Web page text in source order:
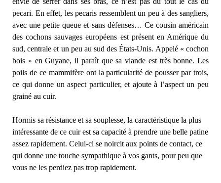
pecari. En effet, les pecaris ressemblent un peu à des sangliers,
avec une petite queue et sans défenses… Ce cousin américain
des cochons sauvages européens est présent en Amérique du
sud, centrale et un peu au sud des États-Unis. Appelé « cochon
bois » en Guyane, il paraît que sa viande est très bonne. Les
poils de ce mammifère ont la particularité de pousser par trois,
ce qui donne un aspect particulier, et ajoute à l’aspect un peu
grainé au cuir.
Hormis sa résistance et sa souplesse, la caractéristique la plus
intéressante de ce cuir est sa capacité à prendre une belle patine
assez rapidement. Celui-ci se noircit aux points de contact, ce
qui donne une touche sympathique à vos gants, pour peu que
vous ne les perdiez pas trop rapidement.